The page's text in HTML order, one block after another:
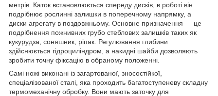
метрів. Каток встановлюється спереду дисків, в роботі він
подрібнює рослинні залишки в поперечному напрямку, а
диски агрегату в поздовжньому. Основне призначення — це
подрібнення пожнивних грубо стеблових залишків таких як
кукурудза, соняшник, ріпак. Регулювання глибини
здійснюється гідроциліндром, а накидні шайби дозволяють
зробити точну фіксацію в обраному положенні.
Самі ножі виконані із загартованої, зносостійкої,
спеціалізованої сталі, яка проходить багатоступеневу складну
термомеханічну обробку. Вони мають заточку для